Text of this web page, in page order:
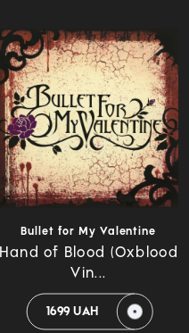
Bullet for My Valentine
Hand of Blood (Oxblood
Vin...
1699 UAH